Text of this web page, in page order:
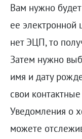
Вам нужно будет
ее электронной
нет ЭЦП, то
Затем нужно
имя и дату
свои
Уведомления о
можете